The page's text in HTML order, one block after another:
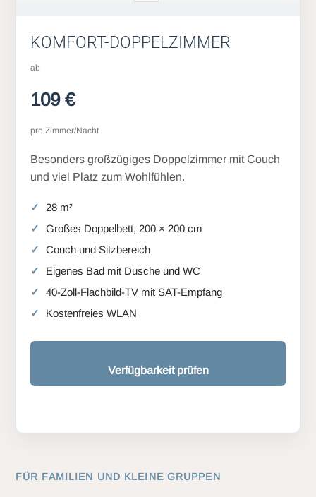
KOMFORT-DOPPELZIMMER
ab
109 €
pro Zimmer/Nacht
Besonders großzügiges Doppelzimmer mit Couch
und viel Platz zum Wohlfühlen.
28 m²
Großes Doppelbett, 200 × 200 cm
Couch und Sitzbereich
Eigenes Bad mit Dusche und WC
40-Zoll-Flachbild-TV mit SAT-Empfang
Kostenfreies WLAN
Verfügbarkeit prüfen
FÜR FAMILIEN UND KLEINE GRUPPEN